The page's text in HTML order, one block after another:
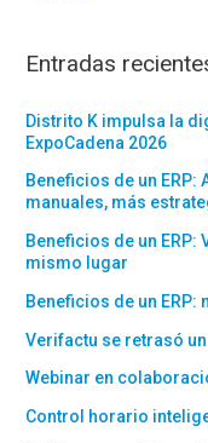
Entradas
Distrito K impulsa la
ExpoCadena 2026
Beneficios de un
manuales, más
Beneficios de un
mismo lugar
Beneficios de un ERP:
Verifactu se retrasó
Webinar en
Control horario